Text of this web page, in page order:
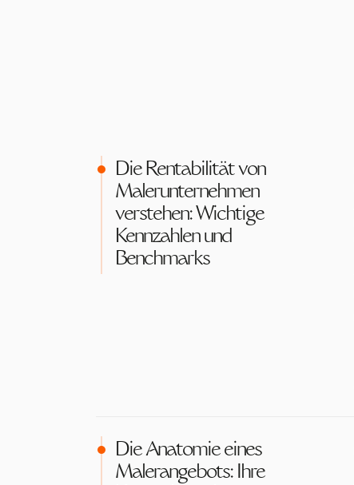
Die Rentabilität von
Malerunternehmen
verstehen: Wichtige
Kennzahlen und
Benchmarks
Die Anatomie eines
Malerangebots: Ihre